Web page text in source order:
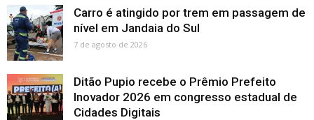
Carro é atingido por trem em passagem de
nível em Jandaia do Sul
7 de agosto de 2026
Ditão Pupio recebe o Prêmio Prefeito
Inovador 2026 em congresso estadual de
Cidades Digitais